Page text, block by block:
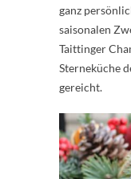
ganz
saisonalen
Taittinger
Sterneküche
gereicht.